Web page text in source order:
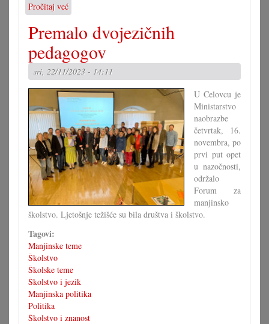
Pročitaj već
Dvojezična
OŠ
u
Beču
mogla
bi
krenuti
2025./26.
Premalo dvojezičnih
pedagogov
sri, 22/11/2023 - 14:11
U Celovcu je
Ministarstvo
naobrazbe
četvrtak, 16.
novembra, po
prvi put opet
u nazočnosti,
održalo
Forum za
manjinsko
školstvo. Ljetošnje težišće su bila društva i školstvo.
Tagovi:
Manjinske teme
Školstvo
Školske teme
Školstvo i jezik
Manjinska politika
Politika
Školstvo i znanost